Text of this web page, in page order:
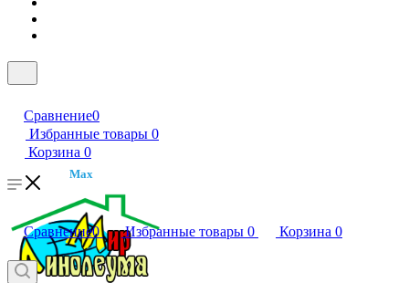
Сравнение0
Избранные товары 0
Корзина 0
Max
Сравнение0 Избранные товары 0 Корзина 0